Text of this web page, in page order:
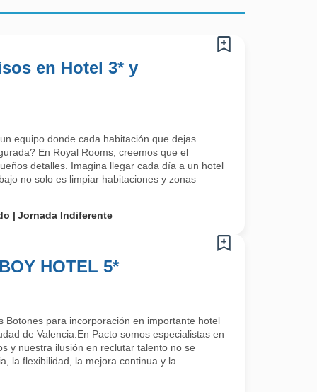
en Hotel 3* y
equipo donde cada habitación que dejas
En Royal Rooms, creemos que el
detalles. Imagina llegar cada día a un hotel
no solo es limpiar habitaciones y zonas
Jornada Indiferente
HOTEL 5*
Botones para incorporación en importante hotel
de Valencia.En Pacto somos especialistas en
y nuestra ilusión en reclutar talento no se
la flexibilidad, la mejora continua y la